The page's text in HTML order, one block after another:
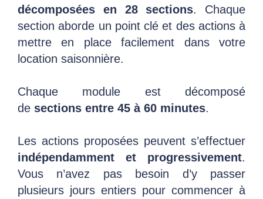
décomposées en 28 sections. Chaque
section aborde un point clé et des actions à
mettre en place facilement dans votre
location saisonnière.
Chaque module est décomposé
de sections entre 45 à 60 minutes.
Les actions proposées peuvent s’effectuer
indépendamment et progressivement.
Vous n’avez pas besoin d’y passer
plusieurs jours entiers pour commencer à